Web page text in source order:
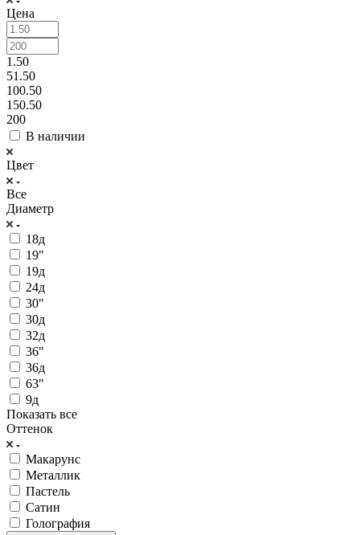
Цена
1.50
51.50
100.50
150.50
200
В наличии
Цвет
Все
Диаметр
18д
19"
19д
24д
30"
30д
32д
36"
36д
63"
9д
Показать все
Оттенок
Макарунс
Металлик
Пастель
Сатин
Голография